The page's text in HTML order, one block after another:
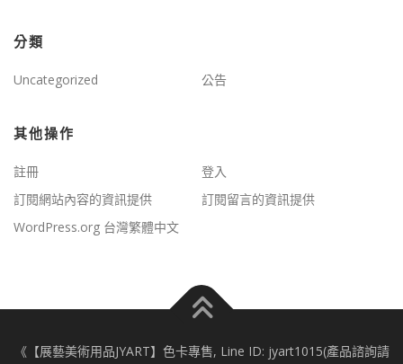
分類
Uncategorized 公告
其他操作
註冊
登入
訂閱網站內容的資訊提供
訂閱留言的資訊提供
WordPress.org 台灣繁體中文
《【展藝美術用品JYART】色卡專售, Line ID: jyart1015(產品諮詢請